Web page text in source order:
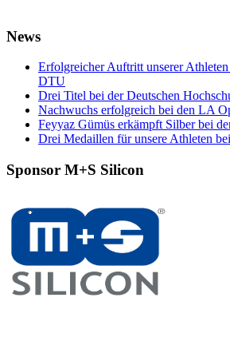
News
Erfolgreicher Auftritt unserer
DTU
Drei Titel bei der Deutschen
Nachwuchs erfolgreich bei den LA
Feyyaz Gümüs erkämpft Silber bei
Drei Medaillen für unsere Athleten
Sponsor M+S Silicon